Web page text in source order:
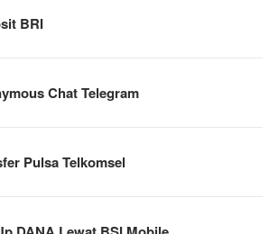
BRI
Chat Telegram
Pulsa Telkomsel